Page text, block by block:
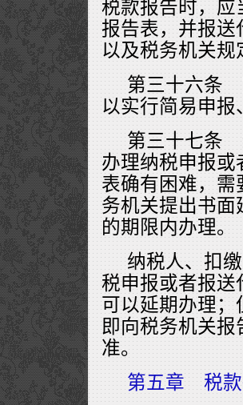
税款报告时，应
报告表，并报
以及税务机关
第三十六条
以实行简易申
第三十七条
办理纳税申报
表确有困难，
务机关提出书
的期限内办理。
纳税人、扣
税申报或者报送
可以延期办理
即向税务机关
准。
第五章 税款